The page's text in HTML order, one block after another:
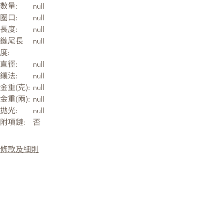
數量:
null
圈口:
null
長度:
null
鏈尾長
度:
null
直徑:
null
鑲法:
null
金重(克): null
金重(兩): null
拋光:
null
附項鏈:
否
條款及細則